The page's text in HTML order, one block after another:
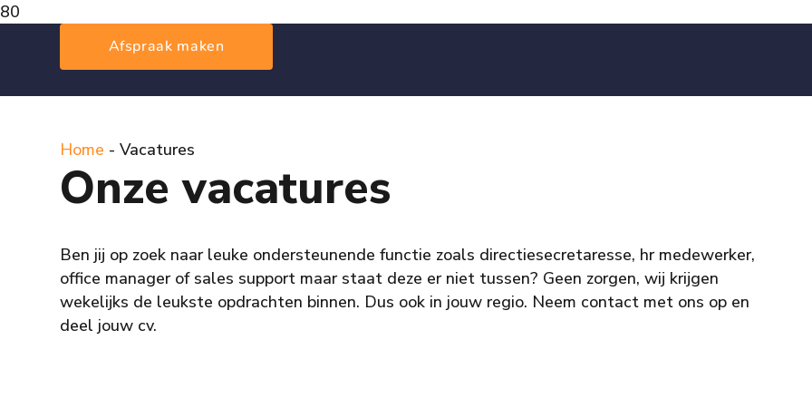
Afspraak maken
Home - Vacatures
Onze vacatures
Ben jij op zoek naar leuke ondersteunende functie zoals directiesecretaresse, hr medewerker,
office manager of sales support maar staat deze er niet tussen? Geen zorgen, wij krijgen
wekelijks de leukste opdrachten binnen. Dus ook in jouw regio. Neem contact met ons op en
deel jouw cv.